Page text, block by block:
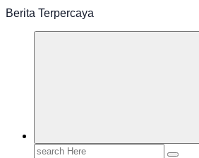
Berita Terpercaya
Search